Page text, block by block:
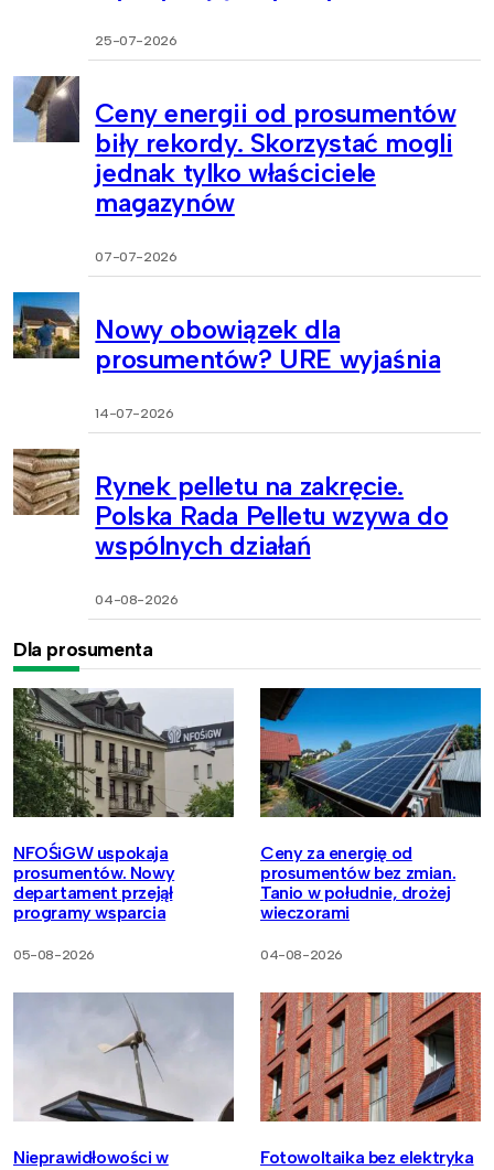
25-07-2026
Ceny energii od prosumentów
biły rekordy. Skorzystać mogli
jednak tylko właściciele
magazynów
07-07-2026
Nowy obowiązek dla
prosumentów? URE wyjaśnia
14-07-2026
Rynek pelletu na zakręcie.
Polska Rada Pelletu wzywa do
wspólnych działań
04-08-2026
Dla prosumenta
NFOŚiGW uspokaja
prosumentów. Nowy
departament przejął
programy wsparcia
05-08-2026
Ceny za energię od
prosumentów bez zmian.
Tanio w południe, drożej
wieczorami
04-08-2026
Nieprawidłowości w
Fotowoltaika bez elektryka